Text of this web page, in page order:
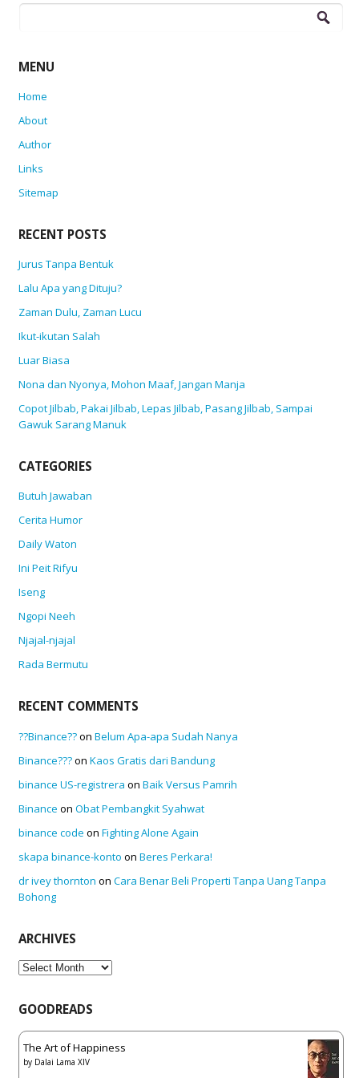
Search
MENU
Home
About
Author
Links
Sitemap
RECENT POSTS
Jurus Tanpa Bentuk
Lalu Apa yang Dituju?
Zaman Dulu, Zaman Lucu
Ikut-ikutan Salah
Luar Biasa
Nona dan Nyonya, Mohon Maaf, Jangan Manja
Copot Jilbab, Pakai Jilbab, Lepas Jilbab, Pasang Jilbab, Sampai
Gawuk Sarang Manuk
CATEGORIES
Butuh Jawaban
Cerita Humor
Daily Waton
Ini Peit Rifyu
Iseng
Ngopi Neeh
Njajal-njajal
Rada Bermutu
RECENT COMMENTS
??Binance??on Belum Apa-apa Sudah Nanya
Binance???on Kaos Gratis dari Bandung
binance US-registrera on Baik Versus Pamrih
Binance on Obat Pembangkit Syahwat
binance code on Fighting Alone Again
skapa binance-konto on Beres Perkara!
dr ivey thornton on Cara Benar Beli Properti Tanpa Uang Tanpa
Bohong
ARCHIVES
Archives
GOODREADS
The Art of Happiness
by Dalai Lama XIV